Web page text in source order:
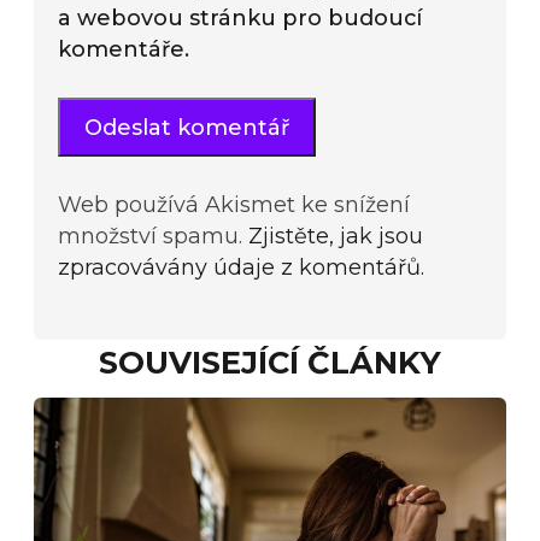
a webovou stránku pro budoucí
komentáře.
Web používá Akismet ke snížení
množství spamu. Zjistěte, jak jsou
zpracovávány údaje z komentářů.
SOUVISEJÍCÍ ČLÁNKY